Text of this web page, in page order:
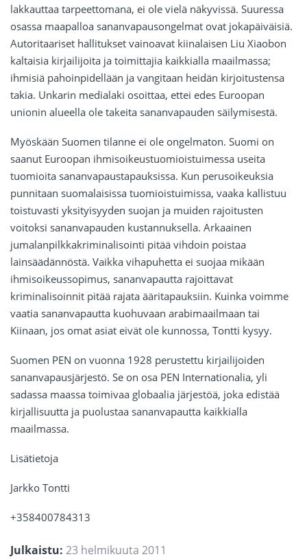
lakkauttaa tarpeettomana, ei ole vielä näkyvissä. Suuressa
osassa maapalloa sananvapausongelmat ovat jokapäiväisiä.
Autoritaariset hallitukset vainoavat kiinalaisen Liu Xiaobon
kaltaisia kirjailijoita ja toimittajia kaikkialla maailmassa;
ihmisiä pahoinpidellään ja vangitaan heidän kirjoitustensa
takia. Unkarin medialaki osoittaa, ettei edes Euroopan
unionin alueella ole takeita sananvapauden säilymisestä.
Myöskään Suomen tilanne ei ole ongelmaton. Suomi on
saanut Euroopan ihmisoikeustuomioistuimessa useita
tuomioita sananvapaustapauksissa. Kun perusoikeuksia
punnitaan suomalaisissa tuomioistuimissa, vaaka kallistuu
toistuvasti yksityisyyden suojan ja muiden rajoitusten
voitoksi sananvapauden kustannuksella. Arkaainen
jumalanpilkkakriminalisointi pitää vihdoin poistaa
lainsäädännöstä. Vaikka vihapuhetta ei suojaa mikään
ihmisoikeussopimus, sananvapautta rajoittavat
kriminalisoinnit pitää rajata ääritapauksiin. Kuinka voimme
vaatia sananvapautta kuohuvaan arabimaailmaan tai
Kiinaan, jos omat asiat eivät ole kunnossa, Tontti kysyy.
Suomen PEN on vuonna 1928 perustettu kirjailijoiden
sananvapausjärjestö. Se on osa PEN Internationalia, yli
sadassa maassa toimivaa globaalia järjestöä, joka edistää
kirjallisuutta ja puolustaa sananvapautta kaikkialla
maailmassa.
Lisätietoja
Jarkko Tontti
+358400784313
Julkaistu: 23 helmikuuta 2011